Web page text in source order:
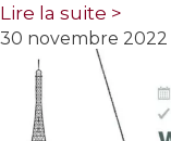
Lire la suite >
30 novembre 2022